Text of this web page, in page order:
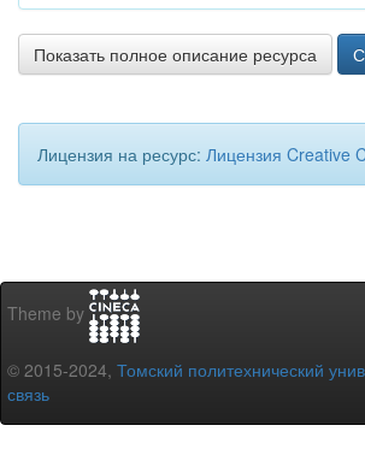
Показать полное описание ресурса
Лицензия на ресурс: Лицензия Creative
Theme by
© 2015-2024, Томский политехнический
связь